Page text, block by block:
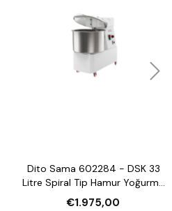
Dito Sama 602284 - DSK 33
Litre Spiral Tip Hamur Yoğurma
Makinesi
€1.975,00